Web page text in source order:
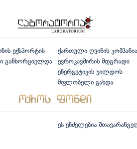
ექსპორტის
განხორციელდა
ქართული ღვინის კომპანია
ევროკავშირის მდგრადი
ენერგეტიკის ჯილდოს
მფლობელი გახდა
ეს ენძელებია